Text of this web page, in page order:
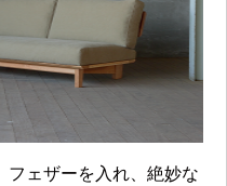
フェザーを入れ、絶妙な